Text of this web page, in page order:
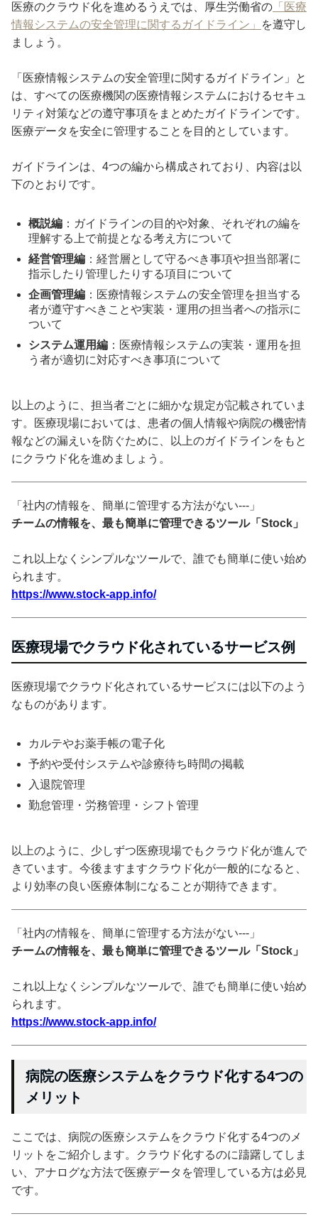
医療のクラウド化を進めるうえでは、厚生労働省の 「医療
情報システムの安全管理に関するガイドライン」
を遵守し
ましょう。
「医療情報システムの安全管理に関するガイドライン」と
は、すべての医療機関の医療情報システムにおけるセキュ
リティ対策などの遵守事項をまとめたガイドラインです。
医療データを安全に管理することを目的としています。
ガイドラインは、4つの編から構成されており、内容は以
下のとおりです。
概説編 ：ガイドラインの目的や対象、それぞれの編を
理解する上で前提となる考え方について
経営管理編 ：経営層として守るべき事項や担当部署に
指示したり管理したりする項目について
企画管理編 ：医療情報システムの安全管理を担当する
者が遵守すべきことや実装・運用の担当者への指示に
ついて
システム運用編 ：医療情報システムの実装・運用を担
う者が適切に対応すべき事項について
以上のように、担当者ごとに細かな規定が記載されていま
す。医療現場においては、患者の個人情報や病院の機密情
報などの漏えいを防ぐために、以上のガイドラインをもと
にクラウド化を進めましょう。
「社内の情報を、簡単に管理する方法がない---」
チームの情報を、最も簡単に管理できるツール「Stock」
これ以上なくシンプルなツールで、誰でも簡単に使い始め
られます。
https://www.stock-app.info/
医療現場でクラウド化されているサービス例
医療現場でクラウド化されているサービスには以下のよう
なものがあります。
カルテやお薬手帳の電子化
予約や受付システムや診療待ち時間の掲載
入退院管理
勤怠管理・労務管理・シフト管理
以上のように、少しずつ医療現場でもクラウド化が進んで
きています。今後ますますクラウド化が一般的になると、
より効率の良い医療体制になることが期待できます。
「社内の情報を、簡単に管理する方法がない---」
チームの情報を、最も簡単に管理できるツール「Stock」
これ以上なくシンプルなツールで、誰でも簡単に使い始め
られます。
https://www.stock-app.info/
病院の医療システムをクラウド化する4つの
メリット
ここでは、病院の医療システムをクラウド化する4つのメ
リットをご紹介します。クラウド化するのに躊躇してしま
い、アナログな方法で医療データを管理している方は必見
です。